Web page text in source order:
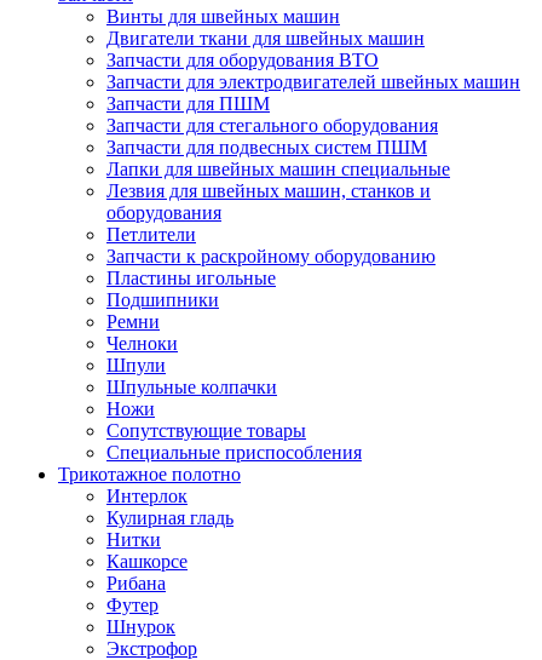
Винты для швейных машин
Двигатели ткани для швейных машин
Запчасти для оборудования ВТО
Запчасти для электродвигателей швейных машин
Запчасти для ПШМ
Запчасти для стегального оборудования
Запчасти для подвесных систем ПШМ
Лапки для швейных машин специальные
Лезвия для швейных машин, станков и
оборудования
Петлители
Запчасти к раскройному оборудованию
Пластины игольные
Подшипники
Ремни
Челноки
Шпули
Шпульные колпачки
Ножи
Сопутствующие товары
Специальные приспособления
Трикотажное полотно
Интерлок
Кулирная гладь
Нитки
Кашкорсе
Рибана
Футер
Шнурок
Экстрофор